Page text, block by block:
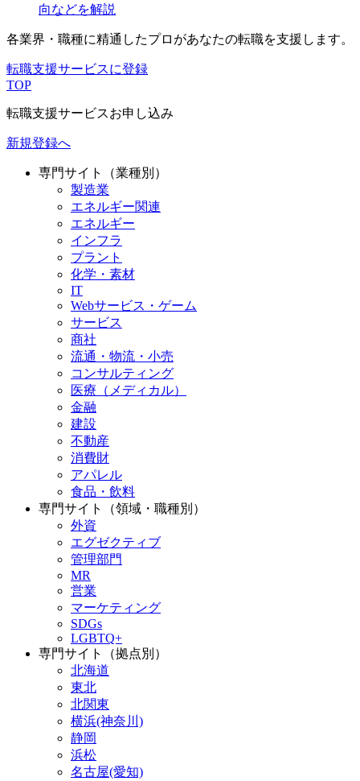
向などを解説
各業界・職種に精通したプロがあなたの転職を支援します。
転職支援サービスに登録
TOP
転職支援サービスお申し込み
新規登録へ
専門サイト（業種別）
製造業
エネルギー関連
エネルギー
インフラ
プラント
化学・素材
IT
Webサービス・ゲーム
サービス
商社
流通・物流・小売
コンサルティング
医療（メディカル）
金融
建設
不動産
消費財
アパレル
食品・飲料
専門サイト（領域・職種別）
外資
エグゼクティブ
管理部門
MR
営業
マーケティング
SDGs
LGBTQ+
専門サイト（拠点別）
北海道
東北
北関東
横浜(神奈川)
静岡
浜松
名古屋(愛知)